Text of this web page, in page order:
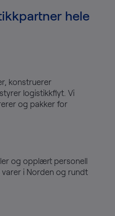
hele
konstruerer
logistikkflyt. Vi
og pakker for
og opplært personell
i Norden og rundt